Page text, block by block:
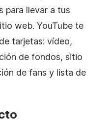
para llevar a tus
web. YouTube te
tarjetas: vídeo,
de fondos, sitio
de fans y lista de